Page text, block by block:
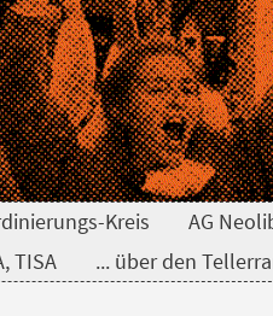
Kreis AG
TISA ... über den